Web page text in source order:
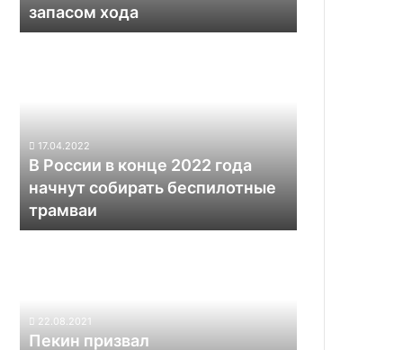
большим
запасом
запасом хода
начнут
собирать
беспилотные
трамваи
17.04.2022
В России в конце 2022 года
начнут собирать беспилотные
трамваи
данные
22.08.2021
Пекин призвал